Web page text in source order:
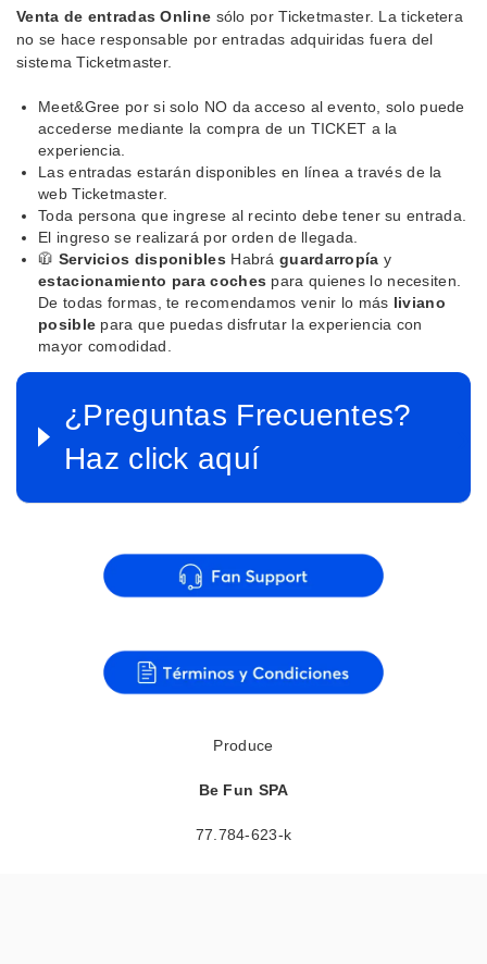
Venta de entradas Online sólo por Ticketmaster. La ticketera
no se hace responsable por entradas adquiridas fuera del
sistema Ticketmaster.
Meet&Gree por si solo NO da acceso al evento, solo puede
accederse mediante la compra de un TICKET a la
experiencia.
Las entradas estarán disponibles en línea a través de la
web Ticketmaster.
Toda persona que ingrese al recinto debe tener su entrada.
El ingreso se realizará por orden de llegada.
🧥 Servicios disponibles Habráguardarropía y
estacionamiento para coches para quienes lo necesiten.
De todas formas, te recomendamos venir lo más liviano
posible para que puedas disfrutar la experiencia con
mayor comodidad.
¿Preguntas Frecuentes?
Haz click aquí
Produce
Be Fun SPA
77.784-623-k